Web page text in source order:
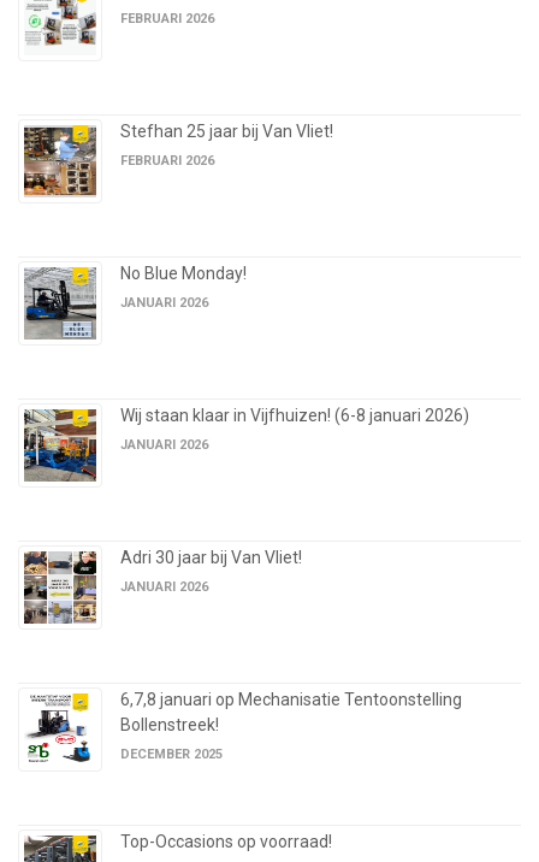
FEBRUARI 2026
Stefhan 25 jaar bij Van Vliet!
FEBRUARI 2026
No Blue Monday!
JANUARI 2026
Wij staan klaar in Vijfhuizen! (6-8 januari 2026)
JANUARI 2026
Adri 30 jaar bij Van Vliet!
JANUARI 2026
6,7,8 januari op Mechanisatie Tentoonstelling
Bollenstreek!
DECEMBER 2025
Top-Occasions op voorraad!